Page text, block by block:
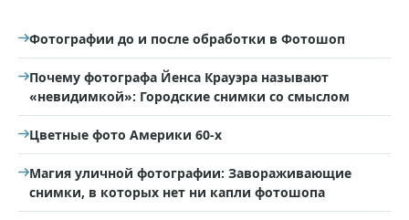
Фотографии до и после обработки в Фотошоп
Почему фотографа Йенса Крауэра называют
«невидимкой»: Городские снимки со смыслом
Цветные фото Америки 60-х
Магия уличной фотографии: Завораживающие
снимки, в которых нет ни капли фотошопа